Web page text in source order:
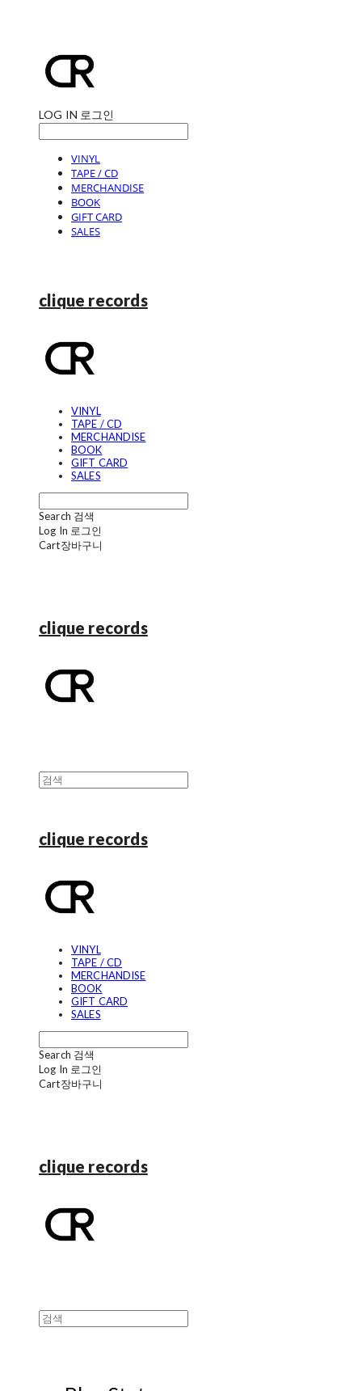
LOG IN 로그인
VINYL
TAPE / CD
MERCHANDISE
BOOK
GIFT CARD
SALES
clique records
VINYL
TAPE / CD
MERCHANDISE
BOOK
GIFT CARD
SALES
Search 검색
Log In 로그인
Cart장바구니
clique records
clique records
VINYL
TAPE / CD
MERCHANDISE
BOOK
GIFT CARD
SALES
Search 검색
Log In 로그인
Cart장바구니
clique records